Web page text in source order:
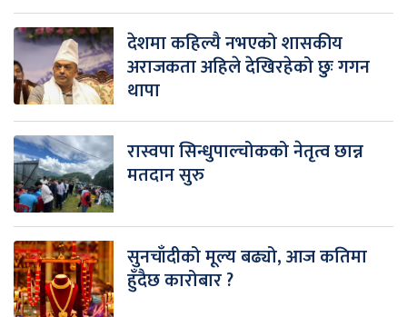
देशमा कहिल्यै नभएको शासकीय
अराजकता अहिले देखिरहेको छुः गगन
थापा
रास्वपा सिन्धुपाल्चोकको नेतृत्व छान्न
मतदान सुरु
सुनचाँदीको मूल्य बढ्यो, आज कतिमा
हुँदैछ कारोबार ?